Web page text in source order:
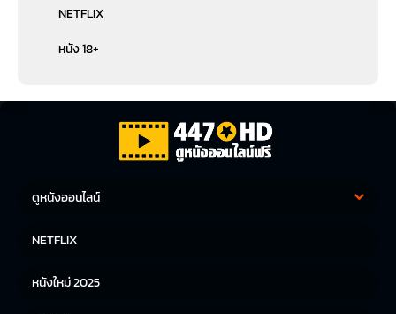
NETFLIX
หนัง 18+
ดูหนังออนไลน์
หนังญี่ปุ่น
NETFLIX
หนังใหม่ 2025